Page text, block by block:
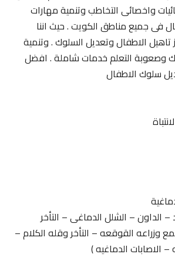
واخصائى التخاطب وتنمية مهارات
فى جميع مناطق الكويت . حيث اننا
تاهيل الاطفال وتعديل السلوك . وتنمية
وصعوبة التعلم خدمات شاملة . افضل
سلوك الاطفال
الداون – الشلل الدماغى – التأخر
القوقعه – التأخر وقله الكلام –
– الاصابات الدماغيه )